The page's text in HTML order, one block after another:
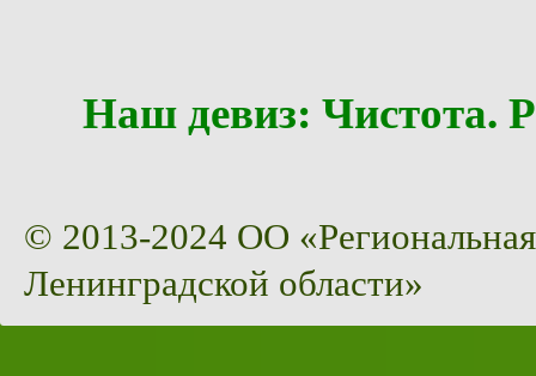
Наш девиз:
© 2013-2024 ОО
Ленинградской области»